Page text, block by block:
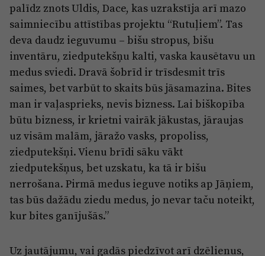
palīdz znots Uldis, Dace, kas uzrakstīja arī mazo
saimniecību attīstības projektu “Rutuļiem”. Tas
deva daudz ieguvumu – bišu stropus, bišu
inventāru, ziedputekšņu kalti, vaska kausētavu un
medus sviedi. Dravā šobrīd ir trīsdesmit trīs
saimes, bet varbūt to skaits būs jāsamazina. Bites
man ir vaļasprieks, nevis bizness. Lai biškopība
būtu bizness, ir krietni vairāk jākustas, jāraujas
uz visām malām, jāražo vasks, propoliss,
ziedputekšņi. Vienu brīdi sāku vākt
ziedputekšņus, bet uzskatu, ka tā ir bišu
nerrošana. Pirmā medus ieguve notiks ap Jāņiem,
tas būs dažādu ziedu medus, jo nevar taču noteikt,
kur bites ganījušās.”
Uz jautājumu, vai gadās piedzīvot arī dzēlienus,